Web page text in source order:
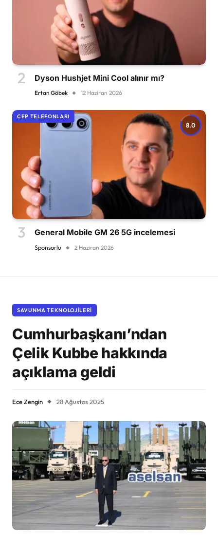
Dyson Hushjet Mini Cool alınır mı?
Ertan Göbek 12 Haziran 2026
8.0
CEP TELEFONLARI
General Mobile GM 26 5G incelemesi
Sponsorlu 2 Haziran 2026
SAVUNMA TEKNOLOJILERI
Cumhurbaşkanı’ndan
Çelik Kubbe hakkında
açıklama geldi
Ece Zengin 28 Ağustos 2025